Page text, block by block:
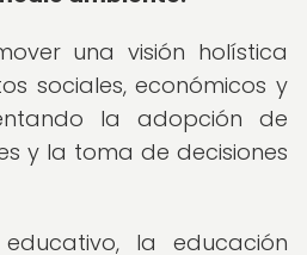
una visión holística
sociales, económicos y
la adopción de
y la toma de decisiones
la educación